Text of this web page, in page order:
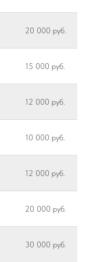
20 000 руб.
15 000 руб.
12 000 руб.
10 000 руб.
12 000 руб.
20 000 руб.
30 000 руб.